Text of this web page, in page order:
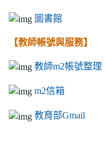
圖書館
【教師帳號與服務】
教師m2帳號整理
m2信箱
教育部Gmail